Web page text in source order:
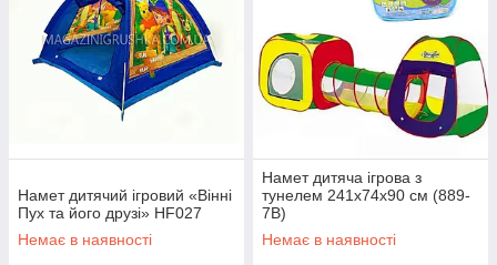
Намет дитячий ігровий «Вінні
Пух та його друзі» HF027
Немає в наявності
Намет дитяча ігрова з
тунелем 241х74х90 см (889-
7B)
Немає в наявності